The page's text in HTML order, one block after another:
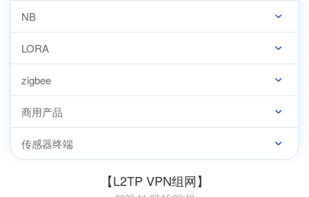
NB
LORA
zigbee
商用产品
传感器终端
【L2TP VPN组网】